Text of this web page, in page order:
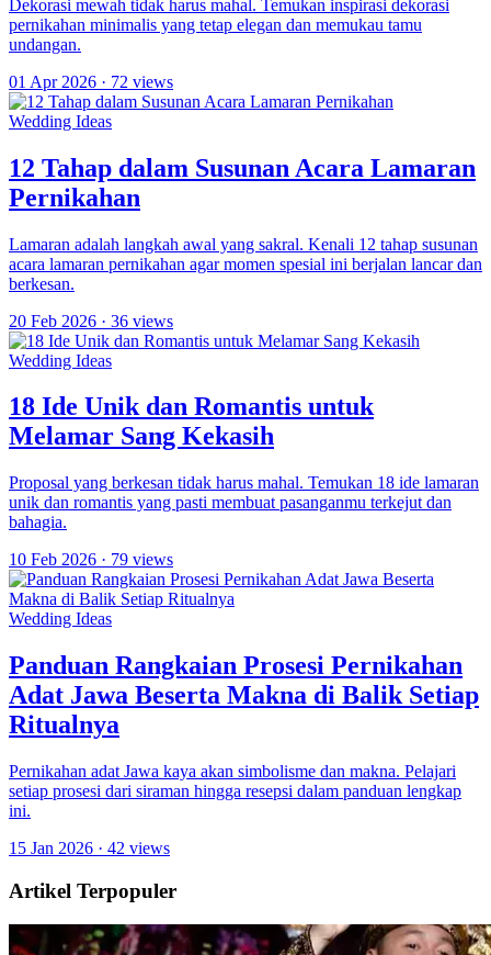
Dekorasi mewah tidak harus mahal. Temukan inspirasi dekorasi
pernikahan minimalis yang tetap elegan dan memukau tamu
undangan.
01 Apr 2026 · 72 views
Wedding Ideas
12 Tahap dalam Susunan Acara Lamaran
Pernikahan
Lamaran adalah langkah awal yang sakral. Kenali 12 tahap susunan
acara lamaran pernikahan agar momen spesial ini berjalan lancar dan
berkesan.
20 Feb 2026 · 36 views
Wedding Ideas
18 Ide Unik dan Romantis untuk
Melamar Sang Kekasih
Proposal yang berkesan tidak harus mahal. Temukan 18 ide lamaran
unik dan romantis yang pasti membuat pasanganmu terkejut dan
bahagia.
10 Feb 2026 · 79 views
Wedding Ideas
Panduan Rangkaian Prosesi Pernikahan
Adat Jawa Beserta Makna di Balik Setiap
Ritualnya
Pernikahan adat Jawa kaya akan simbolisme dan makna. Pelajari
setiap prosesi dari siraman hingga resepsi dalam panduan lengkap
ini.
15 Jan 2026 · 42 views
Artikel Terpopuler